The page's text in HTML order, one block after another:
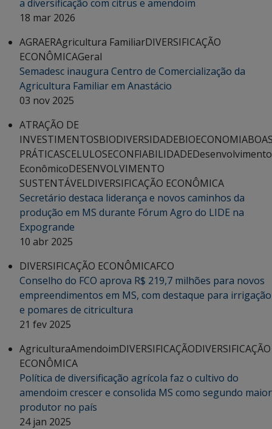
a diversificação com citrus e amendoim
18 mar 2026
AGRAERAgricultura FamiliarDIVERSIFICAÇÃO
ECONÔMICAGeral
Semadesc inaugura Centro de Comercialização da
Agricultura Familiar em Anastácio
03 nov 2025
ATRAÇÃO DE
INVESTIMENTOSBIODIVERSIDADEBIOECONOMIA
PRÁTICASCELULOSECONFIABILIDADEDesenvolvimento
EconômicoDESENVOLVIMENTO
SUSTENTÁVELDIVERSIFICAÇÃO ECONÔMICA
Secretário destaca liderança e novos caminhos da
produção em MS durante Fórum Agro do LIDE na
Expogrande
10 abr 2025
DIVERSIFICAÇÃO ECONÔMICAFCO
Conselho do FCO aprova R$ 219,7 milhões para novos
empreendimentos em MS, com destaque para irrigação
e pomares de citricultura
21 fev 2025
AgriculturaAmendoimDIVERSIFICAÇÃODIVERSIFICAÇÃO
ECONÔMICA
Política de diversificação agrícola faz o cultivo do
amendoim crescer e consolida MS como segundo maior
produtor no país
24 jan 2025